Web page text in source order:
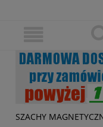
SZACHY